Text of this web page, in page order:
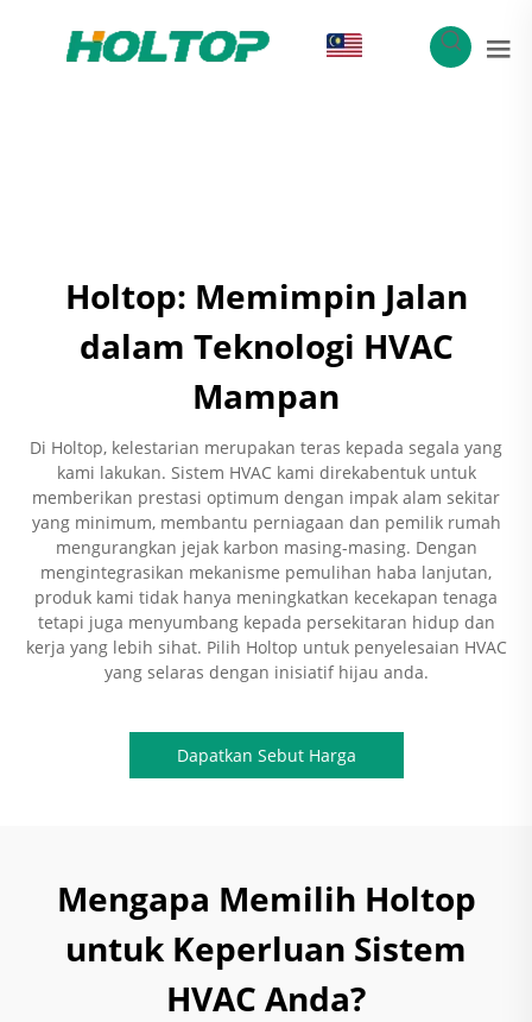
Holtop: Memimpin Jalan
dalam Teknologi HVAC
Mampan
Di Holtop, kelestarian merupakan teras kepada segala yang
kami lakukan. Sistem HVAC kami direkabentuk untuk
memberikan prestasi optimum dengan impak alam sekitar
yang minimum, membantu perniagaan dan pemilik rumah
mengurangkan jejak karbon masing-masing. Dengan
mengintegrasikan mekanisme pemulihan haba lanjutan,
produk kami tidak hanya meningkatkan kecekapan tenaga
tetapi juga menyumbang kepada persekitaran hidup dan
kerja yang lebih sihat. Pilih Holtop untuk penyelesaian HVAC
yang selaras dengan inisiatif hijau anda.
Dapatkan Sebut Harga
Mengapa Memilih Holtop
untuk Keperluan Sistem
HVAC Anda?